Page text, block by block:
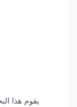
يقوم هذا